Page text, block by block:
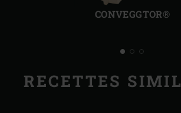
CONVEGGTOR®
RECETTES